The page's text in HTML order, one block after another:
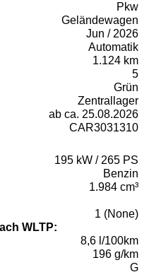
Pkw
Geländewagen
Jun / 2026
Automatik
1.124 km
5
Grün
Zentrallager
ab ca. 25.08.2026
CAR3031310
195 kW / 265 PS
Benzin
1.984 cm³
1 (None)
WLTP:
8,6 l/100km
196 g/km
G